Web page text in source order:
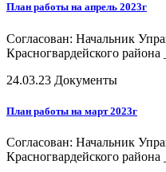
План работы на апрель 2023г
Согласован: Начальник
Красногвардейского района
24.03.23 Документы
План работы на март 2023г
Согласован: Начальник
Красногвардейского района